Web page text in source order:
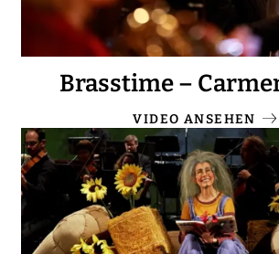
Brasstime –
VIDEO ANSEHEN